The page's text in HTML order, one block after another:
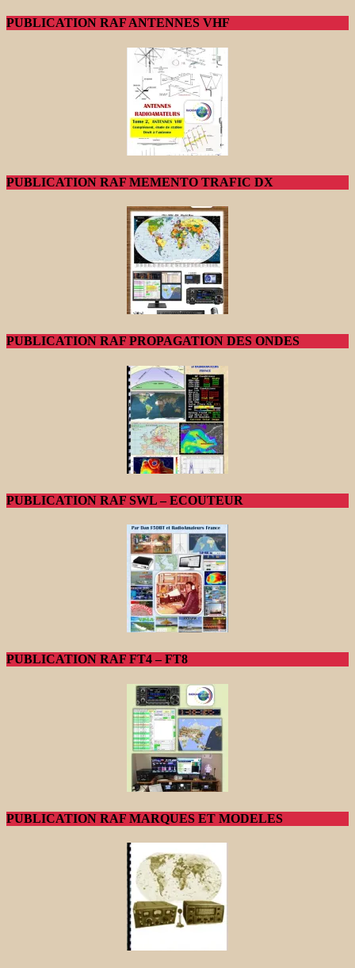
PUBLICATION RAF ANTENNES VHF
PUBLICATION RAF MEMENTO TRAFIC DX
PUBLICATION RAF PROPAGATION DES ONDES
PUBLICATION RAF SWL – ECOUTEUR
PUBLICATION RAF FT4 – FT8
PUBLICATION RAF MARQUES ET MODELES